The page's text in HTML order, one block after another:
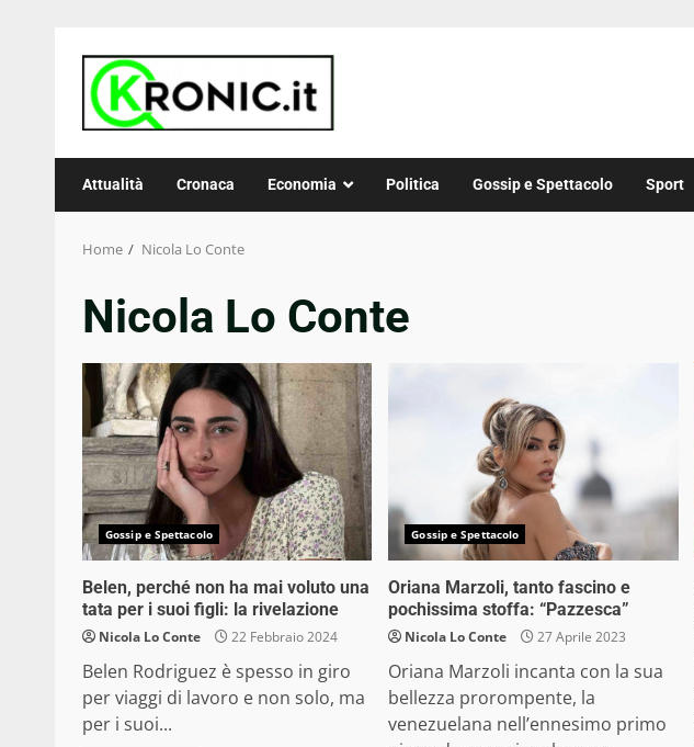
content
Attualità Cronaca Economia Politica Gossip e Spettacolo Sport
Home Nicola Lo Conte
Nicola Lo Conte
Gossip e Spettacolo
Belen, perché non ha mai voluto una
tata per i suoi figli: la rivelazione
Nicola Lo Conte 22 Febbraio 2024
Belen Rodriguez è spesso in giro
per viaggi di lavoro e non solo, ma
per i suoi...
Gossip e Spettacolo
Oriana Marzoli, tanto fascino e
pochissima stoffa: “Pazzesca”
Nicola Lo Conte 27 Aprile 2023
Oriana Marzoli incanta con la sua
bellezza prorompente, la
venezuelana nell’ennesimo primo